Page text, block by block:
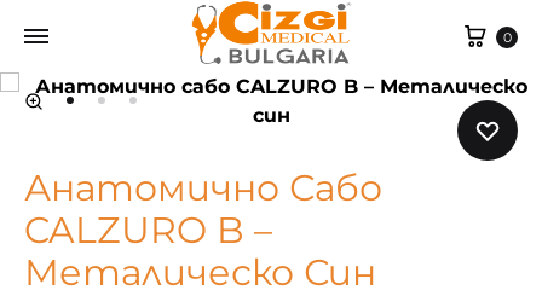
Cart
0
Анатомично Сабо
CALZURO B –
Металическо Син